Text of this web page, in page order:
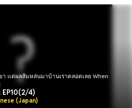
แต่ผลส้มหล่นมาบ้านเราตลอดเลย When
4)
(Japan)